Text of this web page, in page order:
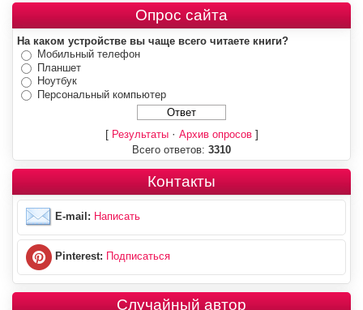
Опрос сайта
На каком устройстве вы чаще всего читаете книги?
Мобильный телефон
Планшет
Ноутбук
Персональный компьютер
[ Результаты· Архив опросов]
Всего ответов: 3310
Контакты
E-mail: Написать
Pinterest: Подписаться
Случайный автор